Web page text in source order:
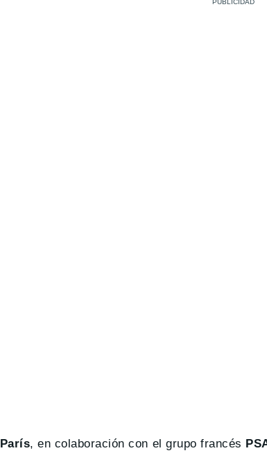
París, en colaboración con el grupo francés